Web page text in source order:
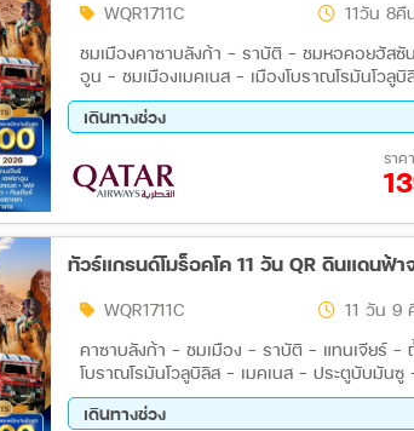
WQR1711C 11วัน 8คื
ชมเมืองคาซาบลังก้า - ราบัติ - ชมหอคอยฮัสซั
อูน - ชมเมืองเมคเนส - เมืองโบราณโรมันโว
วิวจากป้อมปราการแห่งราชวงศ์ซาเดียน - สุเ
อร์ฟูด์ - เมอร์ชูก้า - นั่งรถ 4 WD - เมอร์ชูก้า
- ทอด้าจอร์ช - มากูน่า - วอซาเซท - ป้อมทาเ
MAJORELLE GARDEN - พระราชวังบาเฮียค
เดินทางช่วง
01 ต.ค.
ราค
WQR1711C 11 วัน 9
คาซาบลังก้า - ชมเมือง - ราบัติ - แทนเจียร์ -
โบราณโรมันโวลูบิลิส - เมคเนส - ประตูบับมัน
- สุเหร่าไคราวีน - อิเฟรน - เออร์ฟูด์
เดินทางช่วง